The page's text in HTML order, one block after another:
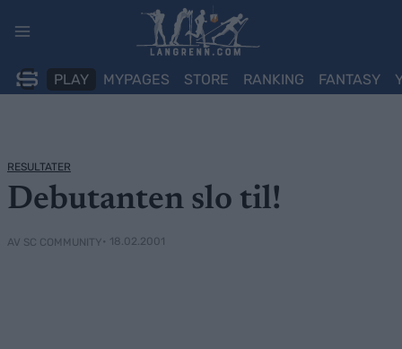
PLAY MYPAGES STORE RANKING FANTASY
RESULTATER
Debutanten slo til!
AV SC COMMUNITY• 18.02.2001